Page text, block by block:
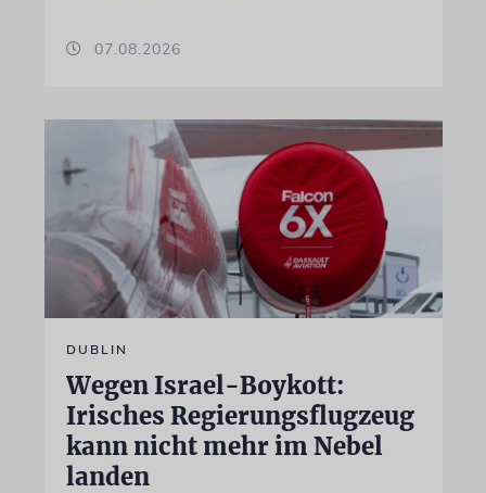
07.08.2026
DUBLIN
Wegen Israel-Boykott:
Irisches Regierungsflugzeug
kann nicht mehr im Nebel
landen